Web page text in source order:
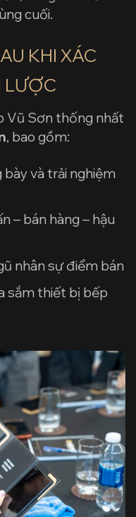
cuối.
KHI XÁC
LƯỢC
Vũ Sơn thống nhất
, bao gồm:
và trải nghiệm
– bán hàng – hậu
nhân sự điểm bán
sắm thiết bị bếp